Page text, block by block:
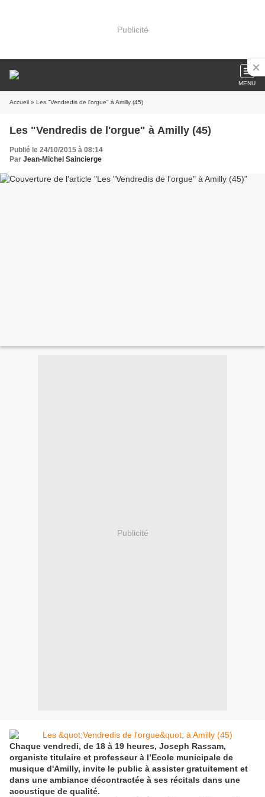
Publicité
MENU
Accueil » Les "Vendredis de l'orgue" à Amilly (45)
Les "Vendredis de l'orgue" à Amilly (45)
Publié le 24/10/2015 à 08:14
Par Jean-Michel Saincierge
Publicité
Chaque vendredi, de 18 à 19 heures, Joseph Rassam,
organiste titulaire et professeur à l’Ecole municipale de
musique d'Amilly, invite le public à assister gratuitement et
dans une ambiance décontractée à ses récitals dans une
acoustique de qualité.